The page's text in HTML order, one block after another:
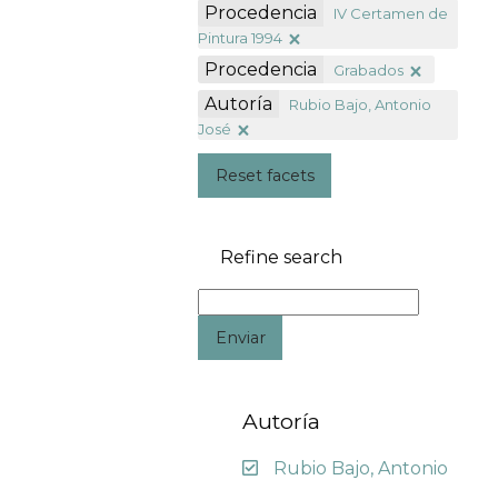
Procedencia
IV Certamen de
Pintura 1994
Procedencia Grabados
Autoría
Rubio Bajo, Antonio
José
Reset facets
Refine search
Enviar
Autoría
Rubio Bajo, Antonio